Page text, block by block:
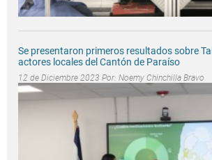
Se presentaron primeros resultados sobre
actores locales del Cantón de Paraíso
12 de Diciembre 2023 Por: Noemy Chinchilla Bravo